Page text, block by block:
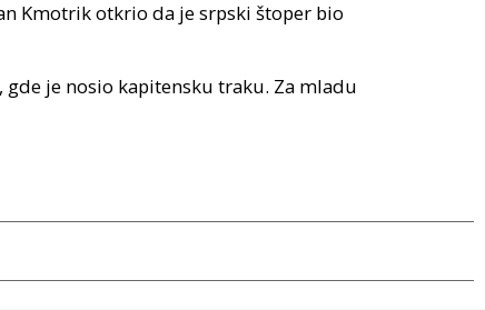
Kmotrik otkrio da je srpski štoper bio
je nosio kapitensku traku. Za mladu